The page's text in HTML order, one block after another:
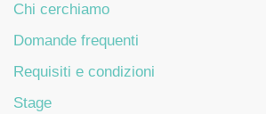
Chi cerchiamo
Domande frequenti
Requisiti e condizioni
Stage